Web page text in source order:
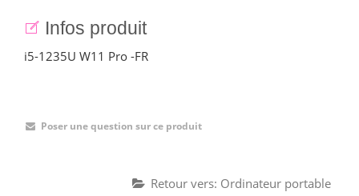
Infos produit
i5-1235U W11 Pro -FR
Poser une question sur ce produit
Retour vers: Ordinateur portable